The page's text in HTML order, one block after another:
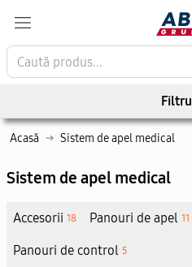
Acasă → Sistem de apel medical
Sistem de apel medical
Accesorii 18 Panouri de apel 11
Panouri de control 5
Filtru